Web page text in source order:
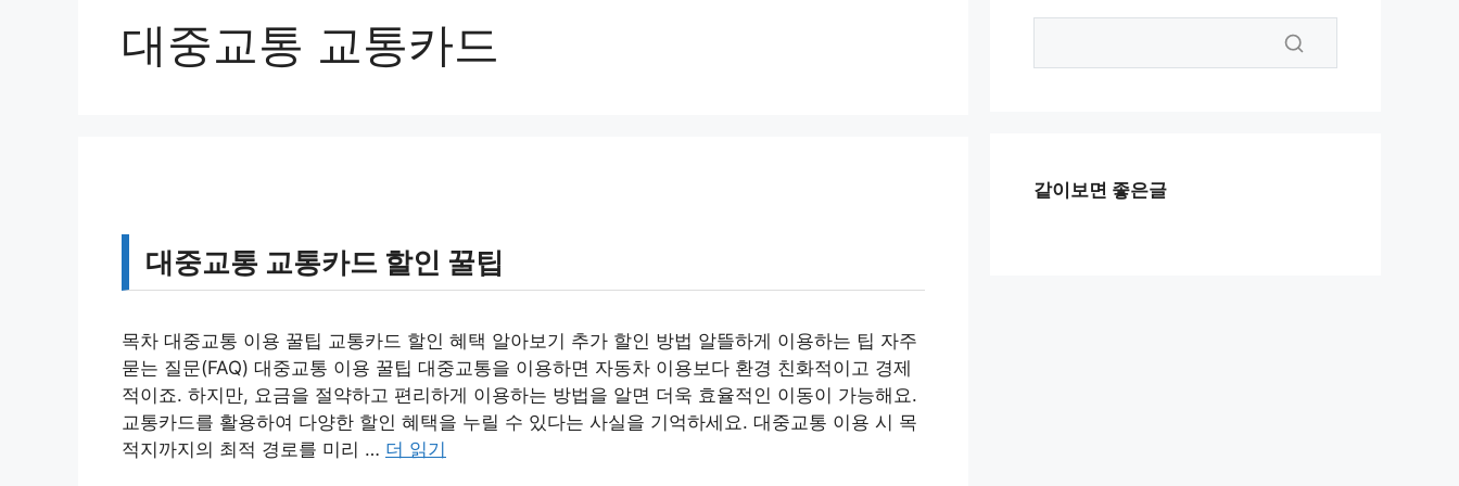
대중교통 교통카드
대중교통 교통카드 할인 꿀팁
목차 대중교통 이용 꿀팁 교통카드 할인 혜택 알아보기 추가 할인 방법 알뜰하게 이용하는 팁 자주
묻는 질문(FAQ) 대중교통 이용 꿀팁 대중교통을 이용하면 자동차 이용보다 환경 친화적이고 경제
적이죠. 하지만, 요금을 절약하고 편리하게 이용하는 방법을 알면 더욱 효율적인 이동이 가능해요.
교통카드를 활용하여 다양한 할인 혜택을 누릴 수 있다는 사실을 기억하세요. 대중교통 이용 시 목
적지까지의 최적 경로를 미리 … 더 읽기
같이보면 좋은글